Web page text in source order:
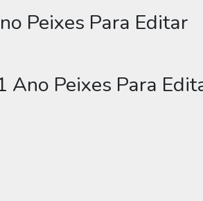
Peixes Para Editar
Peixes Para